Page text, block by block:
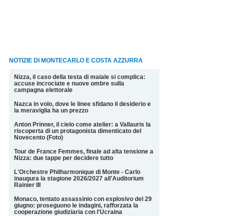
NOTIZIE DI MONTECARLO E COSTA AZZURRA
Nizza, il caso della testa di maiale si complica:
accuse incrociate e nuove ombre sulla
campagna elettorale
Nazca in volo, dove le linee sfidano il desiderio e
la meraviglia ha un prezzo
Anton Prinner, il cielo come atelier: a Vallauris la
riscoperta di un protagonista dimenticato del
Novecento (Foto)
Tour de France Femmes, finale ad alta tensione a
Nizza: due tappe per decidere tutto
L'Orchestre Philharmonique di Monte - Carlo
inaugura la stagione 2026/2027 all'Auditorium
Rainier III
Monaco, tentato assassinio con esplosivo del 29
giugno: proseguono le indagini, rafforzata la
cooperazione giudiziaria con l'Ucraina